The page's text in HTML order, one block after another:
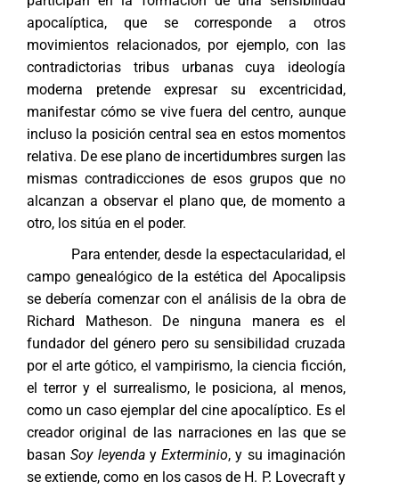
apocalíptica, que se corresponde a otros
movimientos relacionados, por ejemplo, con las
contradictorias tribus urbanas cuya ideología
moderna pretende expresar su excentricidad,
manifestar cómo se vive fuera del centro, aunque
incluso la posición central sea en estos momentos
relativa. De ese plano de incertidumbres surgen las
mismas contradicciones de esos grupos que no
alcanzan a observar el plano que, de momento a
otro, los sitúa en el poder.
Para entender, desde la espectacularidad, el
campo genealógico de la estética del Apocalipsis
se debería comenzar con el análisis de la obra de
Richard Matheson. De ninguna manera es el
fundador del género pero su sensibilidad cruzada
por el arte gótico, el vampirismo, la ciencia ficción,
el terror y el surrealismo, le posiciona, al menos,
como un caso ejemplar del cine apocalíptico. Es el
creador original de las narraciones en las que se
basanSoy leyendayExterminio, y su imaginación
se extiende, como en los casos de H. P. Lovecraft y